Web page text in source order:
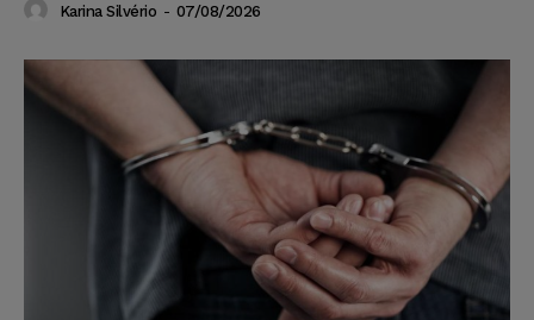
Karina Silvério - 07/08/2026